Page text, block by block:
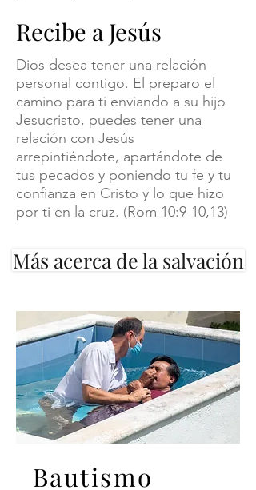
R​ecibe a Jesús
Dios desea tener una relación
personal contigo. El preparo el
camino para ti enviando a su hijo
Jesucristo, puedes tener una
relación con Jesús
arrepintiéndote, apartándote de
tus pecados y poniendo tu fe y tu
confianza en Cristo y lo que hizo
por ti en la cruz. (Rom 10:9-10,13)
Más acerca de la salvación
Bautismo